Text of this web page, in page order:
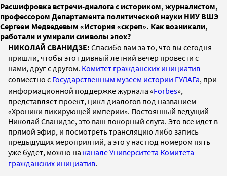
Расшифровка встречи-диалога с историком, журналистом,
профессором Департамента политической науки НИУ ВШЭ
Сергеем Медведевым «История «скреп». Как возникали,
работали и умирали символы эпох?
НИКОЛАЙ СВАНИДЗЕ: Спасибо вам за то, что вы сегодня
пришли, чтобы этот дивный летний вечер провести с
нами, друг с другом. Комитет гражданских инициатив
совместно с Государственным музеем истории ГУЛАГа, при
информационной поддержке журнала «Forbes»,
представляет проект, цикл диалогов под названием
«Хроники пикирующей империи». Постоянный ведущий
Николай Сванидзе, это ваш покорный слуга. Это все идет в
прямой эфир, и посмотреть трансляцию либо запись
предыдущих мероприятий, а это у нас под номером пять
уже будет, можно на канале Университета Комитета
гражданских инициатив.